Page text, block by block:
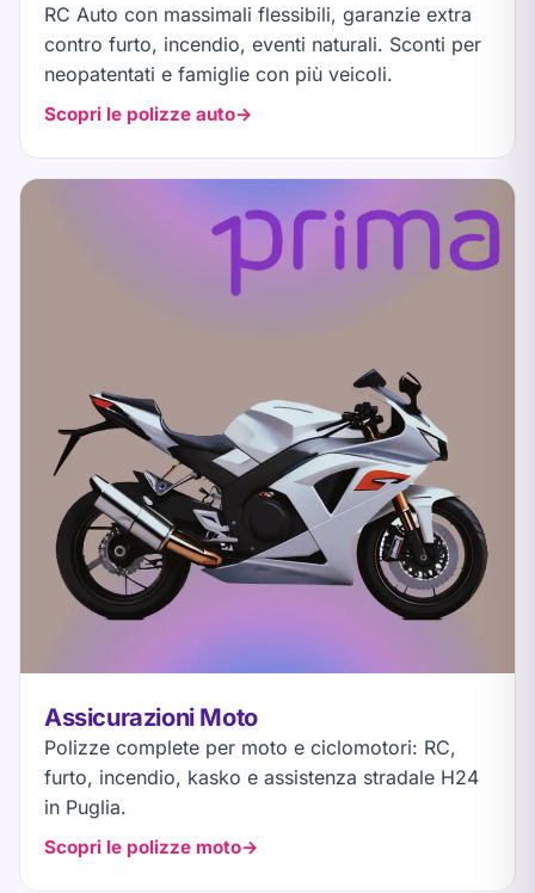
RC Auto con massimali flessibili, garanzie extra
contro furto, incendio, eventi naturali. Sconti per
neopatentati e famiglie con più veicoli.
Scopri le polizze auto
Assicurazioni Moto
Polizze complete per moto e ciclomotori: RC,
furto, incendio, kasko e assistenza stradale H24
in Puglia.
Scopri le polizze moto